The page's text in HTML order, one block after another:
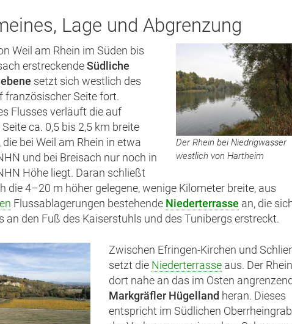
Lage und Abgrenzung
Der Rhein bei Niedrigwasser
westlich von Hartheim
Weil am Rhein im Süden bis
erstreckende Südliche
setzt sich westlich des
französischer Seite fort.
Flusses verläuft die auf
ca. 0,5 bis 2,5 km breite
, die bei Weil am Rhein in etwa
und bei Breisach nur noch in
Höhe liegt. Daran schließt
die 4–20 m höher gelegene, wenige Kilometer breite, aus
Flussablagerungen bestehende Niederterrasse an, die
an den Fuß des Kaiserstuhls und des Tunibergs erstreckt.
Zwischen Efringen-Kirchen und
setzt die Niederterrasse aus. Der
dort nahe an das im Osten
Markgräfler Hügelland heran. Dieses
entspricht im Südlichen